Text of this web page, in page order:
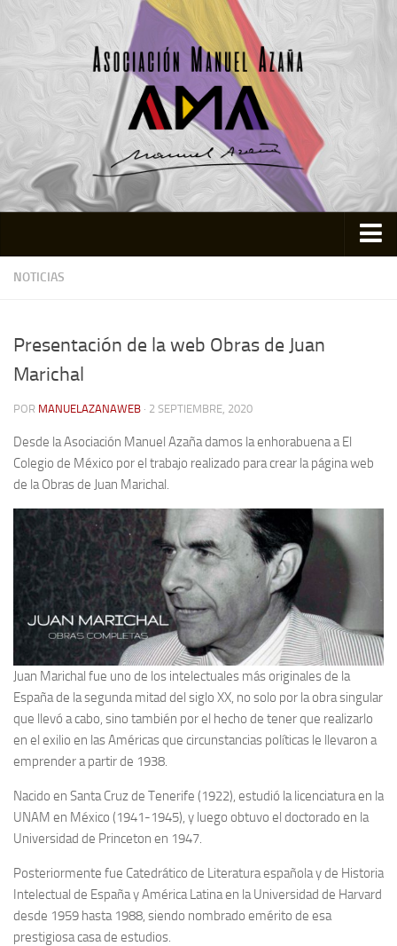
Inicio
Quienes somos
Actividades
Memoria Histórica
Investigación previa de la represión en Talavera de la Reina (1937-
Informe Represión en Toledo 1936-1947 | Buscador
Informe de la fosa de abril de 1939 de Tembleque
Enciclopedia Republicana
Militantes históricos IR
Personajes republicanos
Izquierda Republicana. Agrupaciones y Militantes (1934-1939)
Izquierda Republicana. Navarra
Izquierda Republicana. Galicia
Textos esenciales del republicanismo
Archivo histórico
Archivo
Biografía
Cronología fundamental de Manuel Azaña
NOTICIAS
Presentación de la web Obras de Juan
Marichal
POR MANUELAZANAWEB · 2 SEPTIEMBRE, 2020
Desde la Asociación Manuel Azaña damos la enhorabuena a El
Colegio de México por el trabajo realizado para crear la página web
de la Obras de Juan Marichal.
Juan Marichal fue uno de los intelectuales más originales de la
España de la segunda mitad del siglo XX, no solo por la obra singular
que llevó a cabo, sino también por el hecho de tener que realizarlo
en el exilio en las Américas que circunstancias políticas le llevaron a
emprender a partir de 1938.
Nacido en Santa Cruz de Tenerife (1922), estudió la licenciatura en la
UNAM en México (1941-1945), y luego obtuvo el doctorado en la
Universidad de Princeton en 1947.
Posteriormente fue Catedrático de Literatura española y de Historia
Intelectual de España y América Latina en la Universidad de Harvard
desde 1959 hasta 1988, siendo nombrado emérito de esa
prestigiosa casa de estudios.